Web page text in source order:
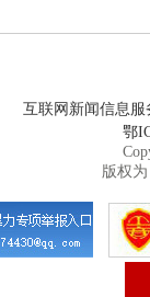
互联网新闻信息服
鄂
版权